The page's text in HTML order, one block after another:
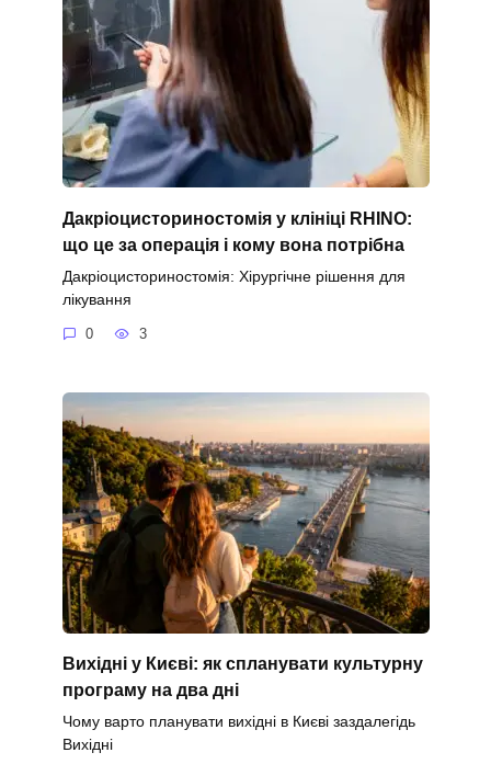
Дакріоцисториностомія у клініці RHINO:
що це за операція і кому вона потрібна
Дакріоцисториностомія: Хірургічне рішення для
лікування
0 3
Вихідні у Києві: як спланувати культурну
програму на два дні
Чому варто планувати вихідні в Києві заздалегідь
Вихідні